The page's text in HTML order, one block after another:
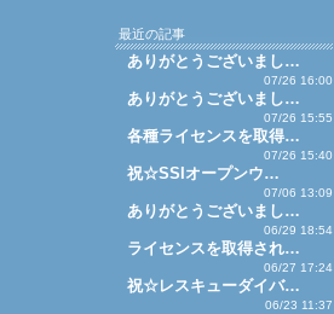
最近の記事
ありがとうございまし…
07/26 16:00
ありがとうございまし…
07/26 15:55
各種ライセンスを取得…
07/26 15:40
祝☆SSIオープンウ…
07/06 13:09
ありがとうございまし…
06/29 18:54
ライセンスを取得され…
06/27 17:24
祝☆レスキューダイバ…
06/23 11:37